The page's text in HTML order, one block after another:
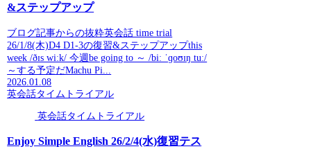
&ステップアップ
ブログ記事からの抜粋英会話 time trial
26/1/8(木)D4 D1-3の復習&ステップアップthis
week /ðɪs wiːk/ 今週be going to ～ /biː ˈɡoʊɪŋ tuː/
～する予定だMachu Pi...
2026.01.08
英会話タイムトライアル
英会話タイムトライアル
Enjoy Simple English 26/2/4(水)復習テス